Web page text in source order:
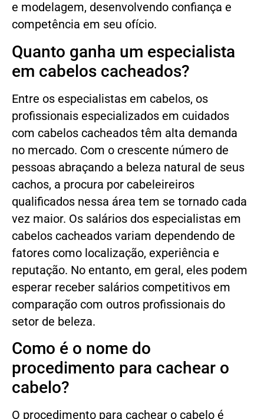
e modelagem, desenvolvendo confiança e
competência em seu ofício.
Quanto ganha um especialista
em cabelos cacheados?
Entre os especialistas em cabelos, os
profissionais especializados em cuidados
com cabelos cacheados têm alta demanda
no mercado. Com o crescente número de
pessoas abraçando a beleza natural de seus
cachos, a procura por cabeleireiros
qualificados nessa área tem se tornado cada
vez maior. Os salários dos especialistas em
cabelos cacheados variam dependendo de
fatores como localização, experiência e
reputação. No entanto, em geral, eles podem
esperar receber salários competitivos em
comparação com outros profissionais do
setor de beleza.
Como é o nome do
procedimento para cachear o
cabelo?
O procedimento para cachear o cabelo é